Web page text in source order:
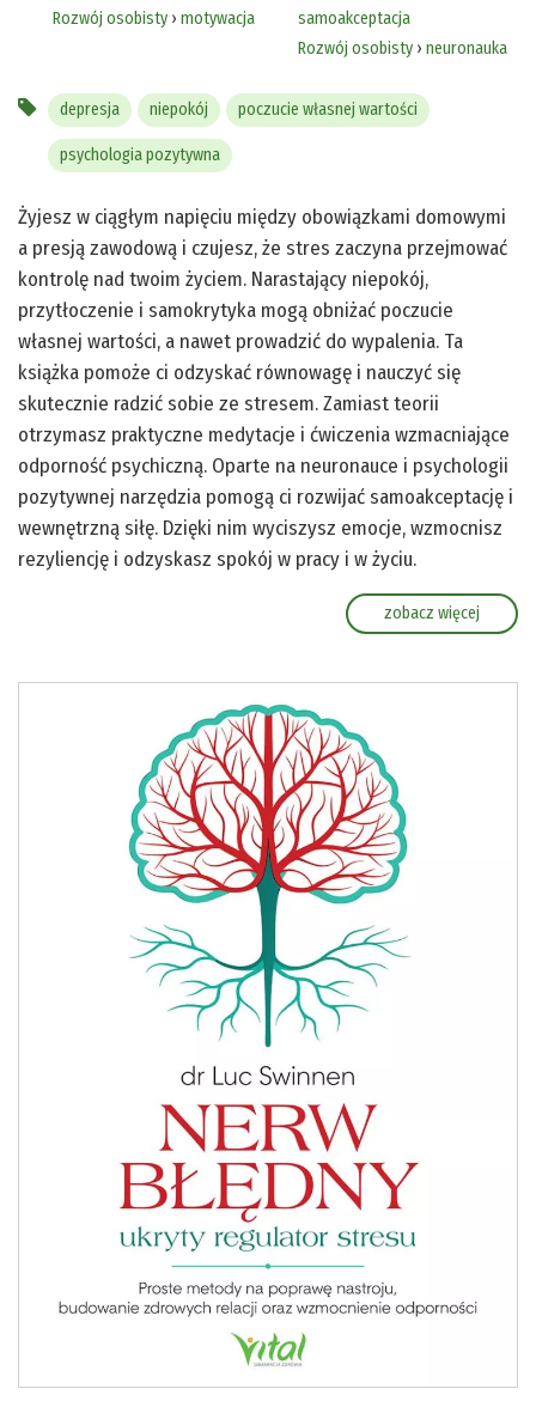
Rozwój osobisty › motywacja
samoakceptacja
Rozwój osobisty› neuronauka
depresja niepokój poczucie własnej wartości
psychologia pozytywna
Żyjesz w ciągłym napięciu między obowiązkami domowymi
a presją zawodową i czujesz, że stres zaczyna przejmować
kontrolę nad twoim życiem. Narastający niepokój,
przytłoczenie i samokrytyka mogą obniżać poczucie
własnej wartości, a nawet prowadzić do wypalenia. Ta
książka pomoże ci odzyskać równowagę i nauczyć się
skutecznie radzić sobie ze stresem. Zamiast teorii
otrzymasz praktyczne medytacje i ćwiczenia wzmacniające
odporność psychiczną. Oparte na neuronauce i psychologii
pozytywnej narzędzia pomogą ci rozwijać samoakceptację i
wewnętrzną siłę. Dzięki nim wyciszysz emocje, wzmocnisz
rezyliencję i odzyskasz spokój w pracy i w życiu.
zobacz więcej